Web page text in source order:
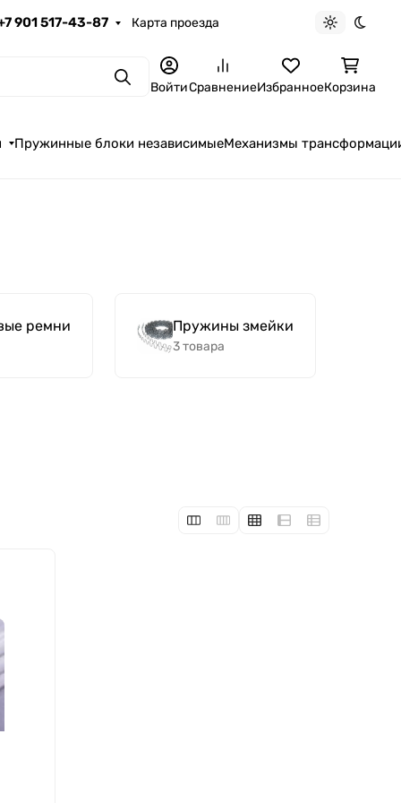
901 517-43-87 Карта проезда
Светлая
ПоискВойтиСравнениеИзбранноеКорзина
Пружинные блоки независимыеМеханизмы
ремни Пружины змейки
3 товара